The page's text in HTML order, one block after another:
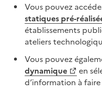
Vous pouvez
statiques pré-
établissements
ateliers
Vous pouvez
dynamique
en
d’information à